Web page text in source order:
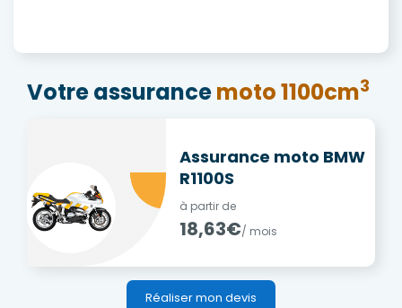
Votre assurancemoto 1100cm3
Assurance moto BMW
R1100S
à partir de
18,63€/ mois
Réaliser mon devis